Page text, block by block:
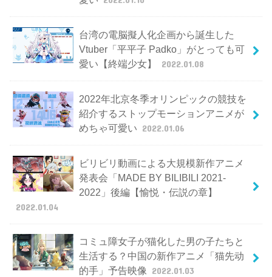
台湾の電脳擬人化企画から誕生した
Vtuber「平平子 Padko」がとっても可
愛い【終端少女】
2022.01.08
2022年北京冬季オリンピックの競技を
紹介するストップモーションアニメが
めちゃ可愛い 2022.01.06
ビリビリ動画による大規模新作アニメ
発表会「MADE BY BILIBILI 2021-
2022」後編【愉悦・伝説の章】
2022.01.04
コミュ障女子が猫化した男の子たちと
生活する？中国の新作アニメ「猫先动
的手」予告映像
2022.01.03